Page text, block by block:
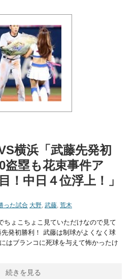
横浜「武藤先発初
盗塁も花束事件ア
！中日４位浮上！」
った試合 大野, 武藤, 荒木
ちょこちょこ見ていただけなので見て
発初勝利！ 武藤は制球がよくなく球
はブランコに死球を与えて怖かったけ
続きを見る